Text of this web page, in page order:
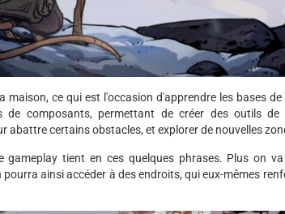
maison, ce qui est l'occasion d'apprendre les bases
de composants, permettant de créer des outils
abattre certains obstacles, et explorer de nouvelles
gameplay tient en ces quelques phrases. Plus on
pourra ainsi accéder à des endroits, qui eux-mêmes